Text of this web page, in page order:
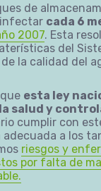
de
cada 6
2007. Esta
del
la calidad del
esta ley
salud y
cumplir con
a los
riesgos y
por falta de